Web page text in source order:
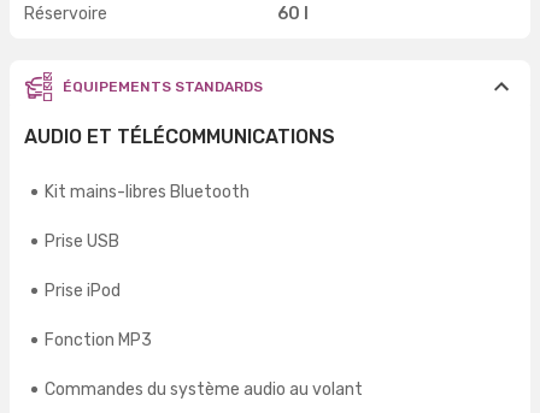
Réservoire 60 l
ÉQUIPEMENTS STANDARDS
AUDIO ET TÉLÉCOMMUNICATIONS
Kit mains-libres Bluetooth
Prise USB
Prise iPod
Fonction MP3
Commandes du système audio au volant